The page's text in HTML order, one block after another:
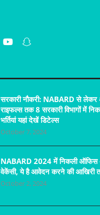
सरकारी नौकरी: NABARD से
राइफल्स तक 8 सरकारी विभागों में
भर्तियां यहां देखें डिटेल्स
October 7, 2024
NABARD 2024 में निकली
वेकेंसी, ये है आवेदन करने की आखिरी
October 2, 2024